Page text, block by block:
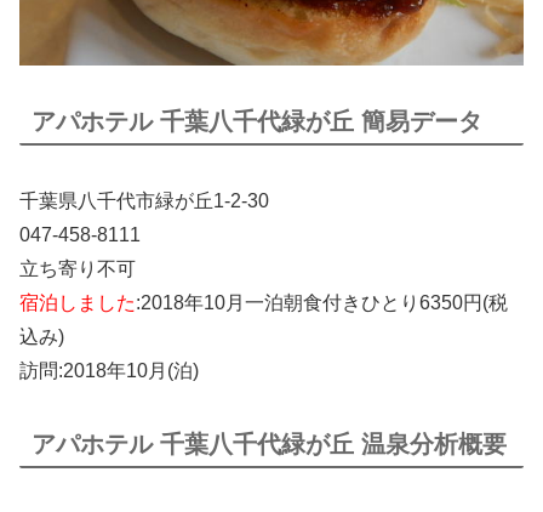
アパホテル 千葉八千代緑が丘 簡易データ
千葉県八千代市緑が丘1-2-30
047-458-8111
立ち寄り不可
宿泊しました:2018年10月一泊朝食付きひとり6350円(税
込み)
訪問:2018年10月(泊)
アパホテル 千葉八千代緑が丘 温泉分析概要